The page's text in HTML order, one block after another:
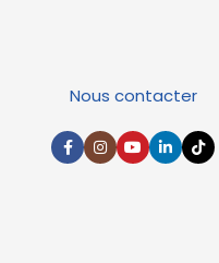
Nous contacter